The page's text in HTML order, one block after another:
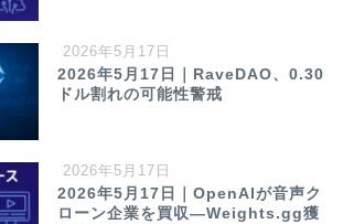
2026年5月17日
2026年5月17日｜RaveDAO、0.30
ドル割れの可能性警戒
2026年5月17日
2026年5月17日｜OpenAIが音声ク
ローン企業を買収—Weights.gg獲